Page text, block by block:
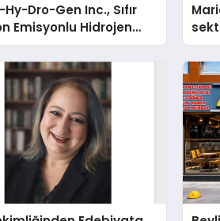
Dro-Gen Inc., Sıfır
Emisyonlu Hidrojen
Teknolojisinde ISO ve
Düzenleyici Onaylarını